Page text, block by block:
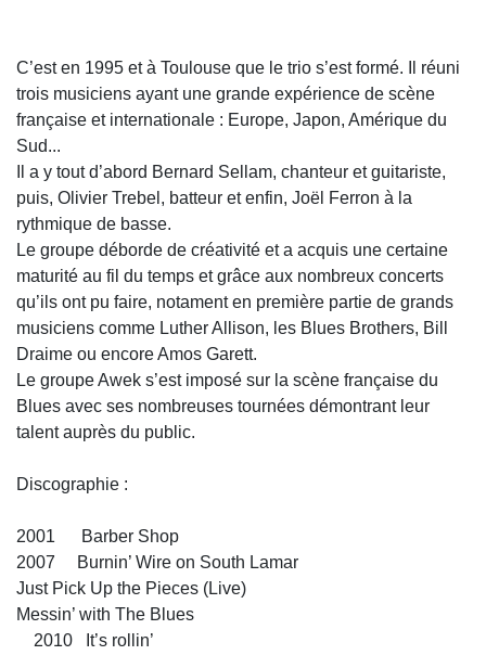
C’est en 1995 et à Toulouse que le trio s’est formé. Il réuni
trois musiciens ayant une grande expérience de scène
française et internationale : Europe, Japon, Amérique du
Sud...
Il a y tout d’abord Bernard Sellam, chanteur et guitariste,
puis, Olivier Trebel, batteur et enfin, Joël Ferron à la
rythmique de basse.
Le groupe déborde de créativité et a acquis une certaine
maturité au fil du temps et grâce aux nombreux concerts
qu’ils ont pu faire, notament en première partie de grands
musiciens comme Luther Allison, les Blues Brothers, Bill
Draime ou encore Amos Garett.
Le groupe Awek s’est imposé sur la scène française du
Blues avec ses nombreuses tournées démontrant leur
talent auprès du public.
Discographie :
2001 Barber Shop
2007 Burnin’ Wire on South Lamar
Just Pick Up the Pieces (Live)
Messin’ with The Blues
2010 It’s rollin’